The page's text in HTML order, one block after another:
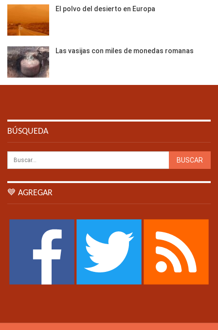
El polvo del desierto en Europa
Las vasijas con miles de monedas romanas
BÚSQUEDA
💙 AGREGAR